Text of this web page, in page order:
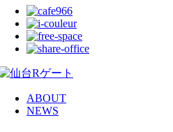
ABOUT
NEWS